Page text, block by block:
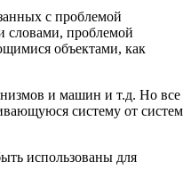
с проблемой
словами, проблемой
объектами, как
и машин и т.д. Но все
систему от систем
использованы для